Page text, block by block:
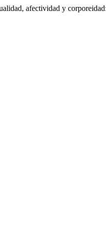
afectividad y